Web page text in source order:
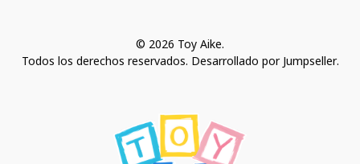
© 2026 Toy Aike.
Todos los derechos reservados. Desarrollado por Jumpseller.